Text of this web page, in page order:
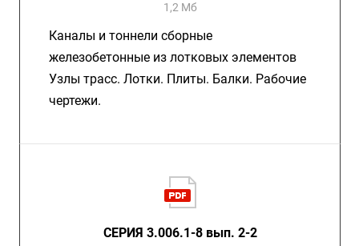
1,2 Мб
Каналы и тоннели сборные
железобетонные из лотковых элементов
Узлы трасс. Лотки. Плиты. Балки. Рабочие
чертежи.
СЕРИЯ 3.006.1-8 вып. 2-2